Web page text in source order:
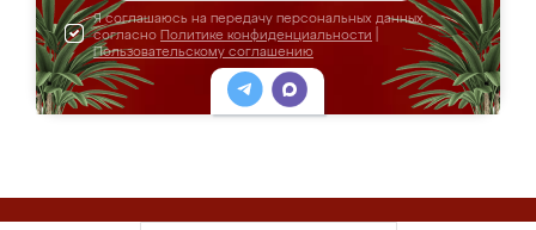
Я соглашаюсь на передачу персональных данных
согласно Политике конфиденциальности
Пользовательскому соглашению